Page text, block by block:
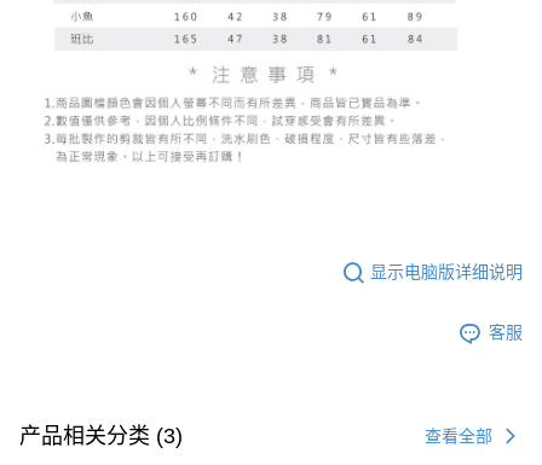
显示电脑版详细说明
客服
产品相关分类 (3) 查看全部